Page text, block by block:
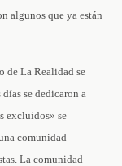
algunos que ya están
de La Realidad se
se dedicaron a
excluidos» se
comunidad
La comunidad